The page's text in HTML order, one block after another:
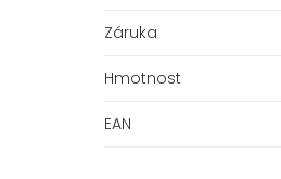
Záruka
Hmotnost
EAN